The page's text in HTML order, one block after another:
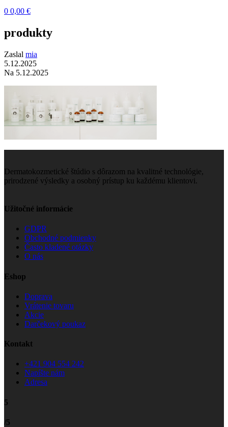
0 0,00 €
produkty
Zaslal mia
5.12.2025
Na 5.12.2025
Dermatokozmetické štúdio s dôrazom na kvalitné technológie,
prirodzené výsledky a osobný prístup ku každému klientovi.
Užitočné informácie
GDPR
Obchodné podmienky
Často kladené otázky
O nás
Eshop
Doprava
Vrátenie tovaru
Akcie
Darčekový poukaz
Kontakt
+421 904 554 242
Napíšte nám
Adresa
5
/5